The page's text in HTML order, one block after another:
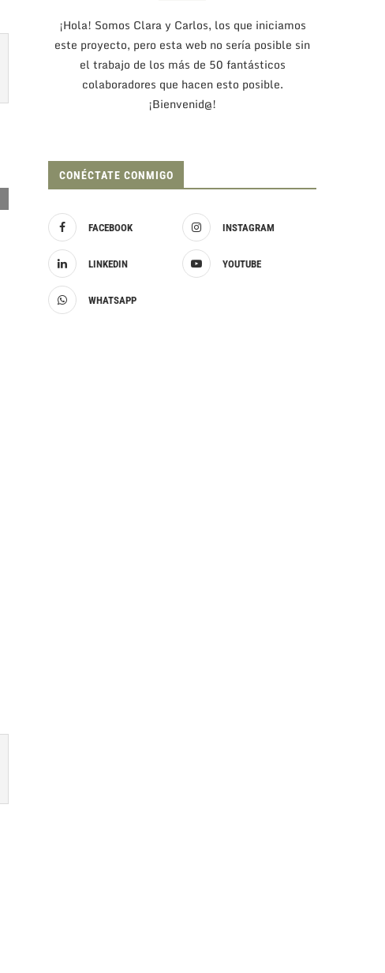
¡Hola! Somos Clara y Carlos, los que iniciamos
este proyecto, pero esta web no sería posible sin
el trabajo de los más de 50 fantásticos
colaboradores que hacen esto posible.
¡Bienvenid@!
CONÉCTATE CONMIGO
FACEBOOK INSTAGRAM
LINKEDIN YOUTUBE
WHATSAPP